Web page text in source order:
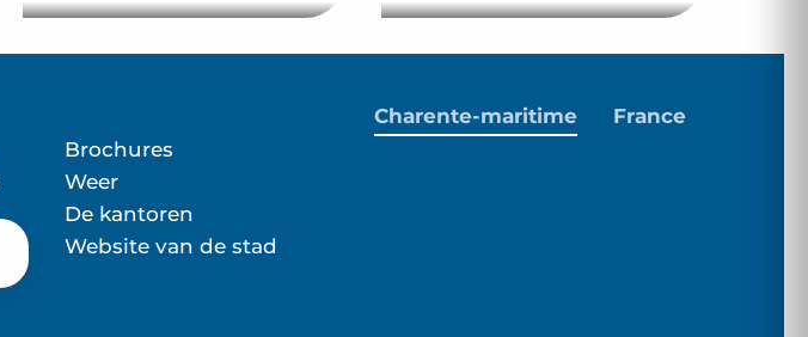
Brochures
Weer
De kantoren
Website van de stad
Charente-maritime France